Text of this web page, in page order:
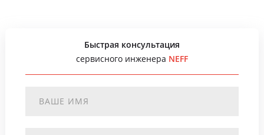
Быстрая консультация
сервисного инженера NEFF